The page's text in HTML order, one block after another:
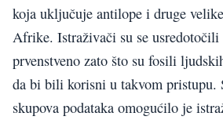
koja uključuje antilope i druge
Afrike. Istraživači su se
prvenstveno zato što su fosili
da bi bili korisni u takvom pristupu.
skupova podataka omogućilo je